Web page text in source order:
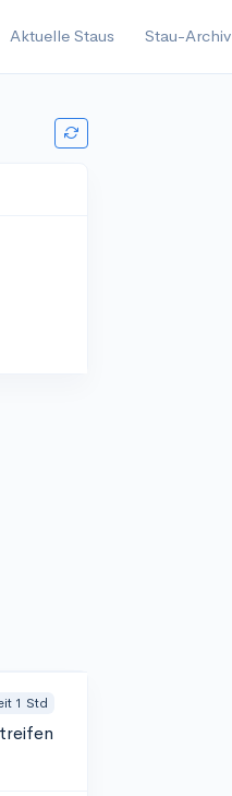
Aktuelle Staus Stau-Archiv
1 Std